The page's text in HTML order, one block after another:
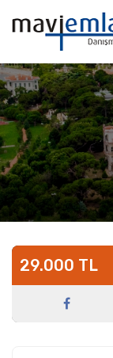
29.000 TL